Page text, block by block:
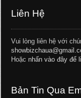
Liên Hệ
Vui lòng liên hệ với
Hoặc nhấn vào đây để
Bản Tin Qua